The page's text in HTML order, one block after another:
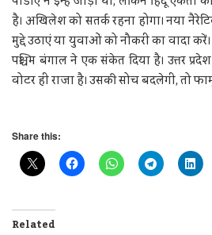
है। अखिलेश को सतर्क रहना होगा। नया
मुद्दे उठाएं या युवाओं को नौकरी का वादा
पश्चिम बंगाल ने एक संकेत दिया है। उत्तर
वोटर ही राजा है। उसकी सोच बदलेगी, तो
Share this:
Related